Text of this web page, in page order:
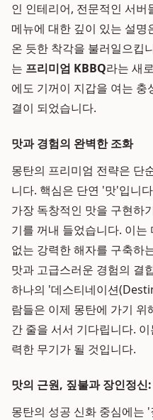
인 인테리어, 전문적인 서
메뉴에 대한 깊이 있는 설명
온 듯한 착각을 불러일으킵
는 프리미엄 KBBQ라는 새
에도 기꺼이 지갑을 여는 충
결이 되었습니다.
맛과 경험의 완벽한 조화
몽탄의 프리미엄 전략은 단
니다. 핵심은 단연 '맛'입니
가장 독창적인 맛을 구현하
기를 꺼내 들었습니다. 이
없는 강력한 해자를 구축하
맛과 고급스러운 경험의 결
하나의 '데스티네이션
람들은 이제 몽탄에 가기 위
간 줄을 서서 기다립니다. 이
력한 무기가 될 것입니다.
맛의 근원, 짚불과 장인정
몽탄의 성공 신화 중심에는